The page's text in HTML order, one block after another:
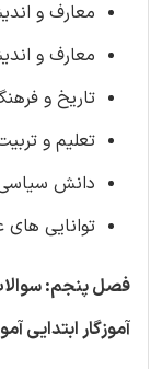
معارف و
معارف و
تاریخ و
تعلیم و
دانش
توانایی
فصل پنجم:
آموزگار ابتدایی